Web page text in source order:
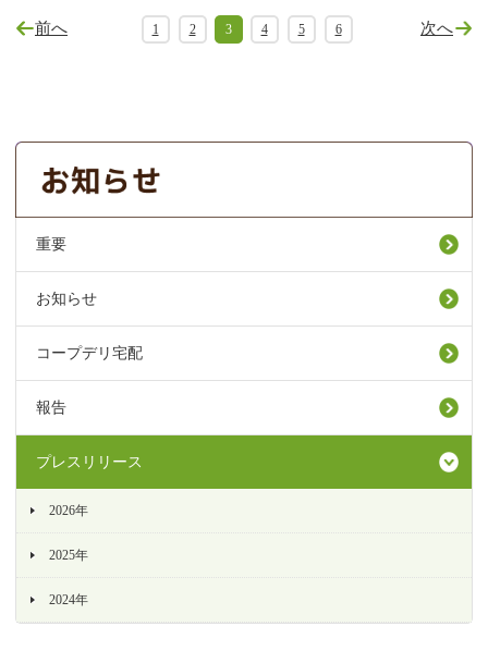
前へ 1 2 3 4 5 6 次へ
重要
お知らせ
コープデリ宅配
報告
プレスリリース
2026年
2025年
2024年